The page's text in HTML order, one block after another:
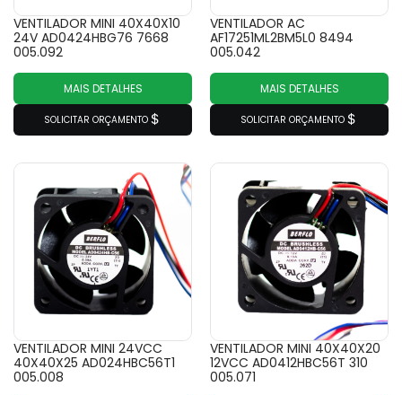
VENTILADOR MINI 40X40X10
24V AD0424HBG76 7668
005.092
MAIS DETALHES
SOLICITAR ORÇAMENTO
VENTILADOR AC
AF17251ML2BM5L0 8494
005.042
MAIS DETALHES
SOLICITAR ORÇAMENTO
VENTILADOR MINI 24VCC
40X40X25 AD024HBC56T1
005.008
VENTILADOR MINI 40X40X20
12VCC AD0412HBC56T 310
005.071